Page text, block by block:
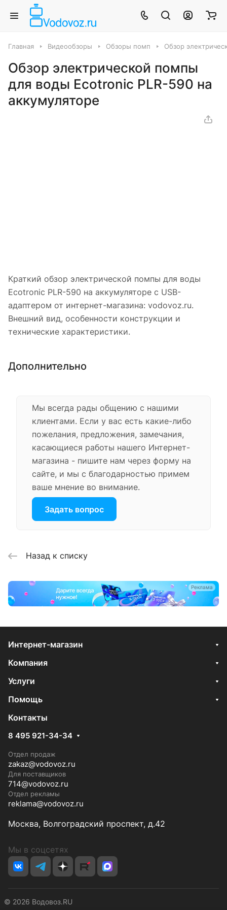
Главная Видеообзоры Обзоры помп Обзор
Обзор электрической помпы
для воды Ecotronic PLR-590 на
аккумуляторе
Краткий обзор электрической помпы для воды
Ecotronic PLR-590 на аккумуляторе с USB-
адаптером от интернет-магазина: vodovoz.ru.
Внешний вид, особенности конструкции и
технические характеристики.
Дополнительно
Мы всегда рады общению с нашими
клиентами. Если у вас есть какие-либо
пожелания, предложения, замечания,
касающиеся работы нашего Интернет-
магазина - пишите нам через форму на
сайте, и мы с благодарностью примем
ваше мнение во внимание.
Задать вопрос
Назад к списку
Реклама
Интернет-магазин
Компания
Услуги
Помощь
Контакты
8 495 921-34-34
Отдел продаж
zakaz@vodovoz.ru
Для поставщиков
714@vodovoz.ru
Отдел рекламы
reklama@vodovoz.ru
Москва, Волгоградский проспект, д.42
Мы в соцсетях
© 2026 Водовоз.RU